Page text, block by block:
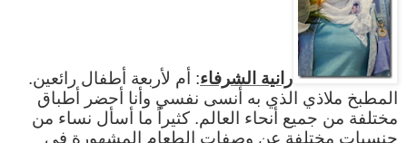
رانية الشرفاء: أم لأربعة أطفال رائعين.
المطبخ ملاذي الذي به أنسى نفسي وأنا أحضر أطباق
مختلفة من جميع أنحاء العالم. كثيراً ما أسأل نساء من
جنسيات مختلفة عن وصفات الطعام المشهورة في